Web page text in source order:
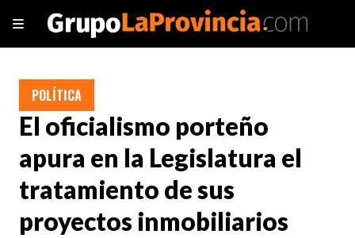
El oficialismo porteño
apura en la Legislatura el
tratamiento de sus
proyectos inmobiliarios
POLÍTICA